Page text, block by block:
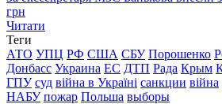
грн
Читати
Теги
АТО УПЦ РФ США СБУ Порошенко
Донбасс Украина ЕС ДТП Рада Крым
ГПУ суд війна в Україні санкции війна
НАБУ пожар Польша выборы